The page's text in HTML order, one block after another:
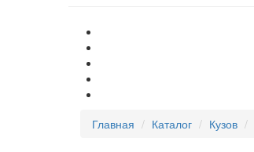
Главная
Каталог Кузов